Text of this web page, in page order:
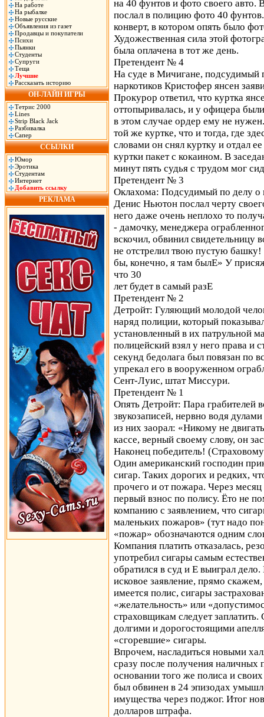
На работе
На рыбалке
Новые русские
Объявления из газет
Продавцы и покупатели
Психи
Пьянки
Студенты
Супруги
Теща
Лучшие
Рассказать историю
ОН-ЛАЙН ИГРЫ
Тетрис 2000
Lines
Strip Black Jack
Разбивалка
Сапер
ССЫЛКИ
Юмор
Эротика
Студентам
Интернет
Добавить ссылку
РЕКЛАМА
на 40 фунтов и фото своего авто.
послал в полицию фото 40
конверт, в котором опять было
Художественная сила этой
была оплачена в тот же день.
Претендент № 4
На суде в Мичигане, подсудимый
наркотиков Кристофер янсен
Прокурор ответил, что куртка
оттопыривалась, и у офицера
в этом случае ордер ему не
той же куртке, что и тогда, где
словами он снял куртку и отдал
куртки пакет с кокаином. В
минут пять судья с трудом мог
Претендент № 3
Оклахома: Подсудимый по делу о
Денис Ньютон послал черту
него даже очень неплохо то
- дамочку, менеджера
вскочил, обвинил свидетельницу
не отстрелил твою пустую
бы, конечно, я там былЕ» У
что 30
лет будет в самый разЕ
Претендент № 2
Детройт: Гуляющий молодой
наряд полиции, который
установленный в их патрульной
полицейский взял у него права и
секунд бедолага был повязан по
упрекал его в вооруженном
Сент-Луис, штат Миссури.
Претендент № 1
Опять Детройт: Пара грабителей
звукозаписей, нервно водя
из них заорал: «Никому не
кассе, верный своему слову, он
Наконец победитель!
Один американский господин
сигар. Таких дорогих и редких,
прочего и от пожара. Через
первый взнос по полису. Ёто не
компанию с заявлением, что
маленьких пожаров» (тут надо
«пожар» обозначаются одним
Компания платить отказалась,
употребил сигары самым
обратился в суд и Е выиграл
исковое заявление, прямо
имеется полис, сигары
«желательность» или
страховщикам следует
долгими и дорогостоящими
«сгоревшие» сигары.
Впрочем, насладиться новыми
сразу после получения наличных
основании того же полиса и
был обвинен в 24 эпизодах
имущества через поджог. Итог
долларов штрафа.